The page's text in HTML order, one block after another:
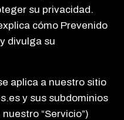
su privacidad.
cómo Prevenido
divulga su
aplica a nuestro sitio
y sus subdominios
“Servicio”)